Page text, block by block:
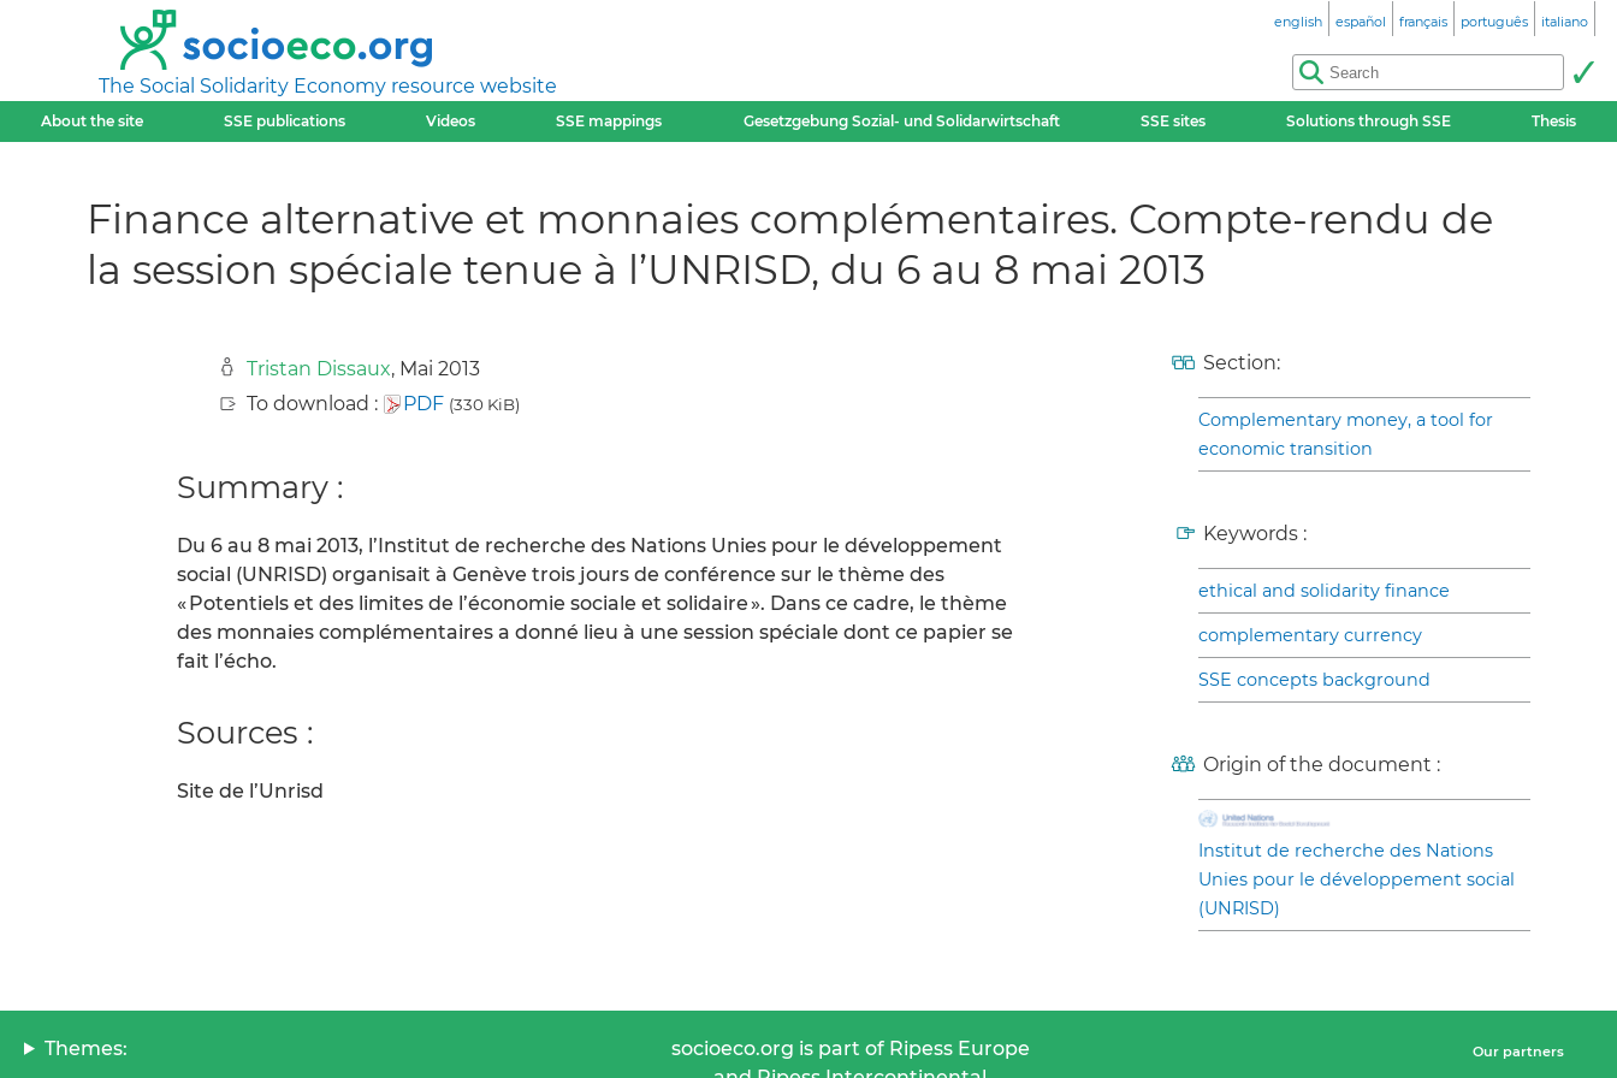
The Social Solidarity Economy resource website
english español français português italiano
About the site SSE publications Videos SSE mappings Gesetzgebung Sozial- und Solidarwirtschaft SSE sites Solutions through SSE Thesis
Finance alternative et monnaies complémentaires. Compte-rendu de
la session spéciale tenue à l’UNRISD, du 6 au 8 mai 2013
Tristan Dissaux, Mai 2013
To download :
PDF (330 KiB)
Summary :
Du 6 au 8 mai 2013, l’Institut de recherche des Nations Unies pour le développement
social (UNRISD) organisait à Genève trois jours de conférence sur le thème des
« Potentiels et des limites de l’économie sociale et solidaire ». Dans ce cadre, le thème
des monnaies complémentaires a donné lieu à une session spéciale dont ce papier se
fait l’écho.
Sources :
Site de l’Unrisd
Section:
Complementary money, a tool for
economic transition
Keywords :
ethical and solidarity finance
complementary currency
SSE concepts background
Origin of the document :
Institut de recherche des Nations
Unies pour le développement social
(UNRISD)
Themes:
socioeco.org is part of Ripess Europe
Our partners